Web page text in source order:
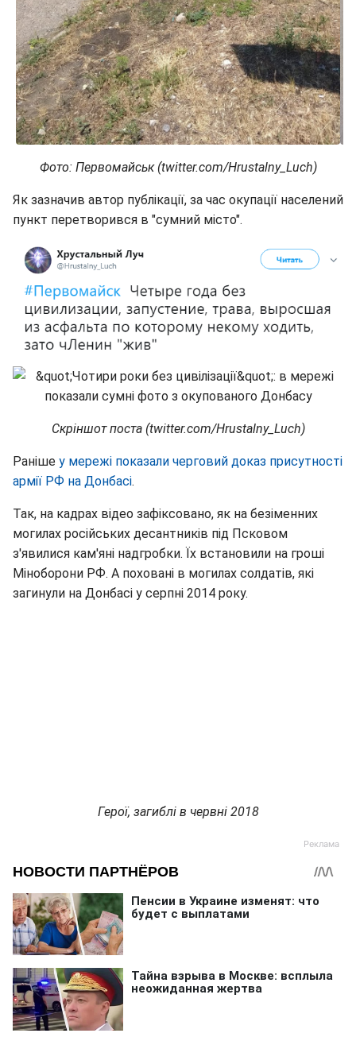
Фото: Первомайськ (twitter.com/Hrustalny_Luch)
Як зазначив автор публікації, за час окупації населений
пункт перетворився в "сумний місто".
Скріншот поста (twitter.com/Hrustalny_Luch)
Раніше у мережі показали черговий доказ присутності
армії РФ на Донбасі.
Так, на кадрах відео зафіксовано, як на безіменних
могилах російських десантників під Псковом
з'явилися кам'яні надгробки. Їх встановили на гроші
Міноборони РФ. А поховані в могилах солдатів, які
загинули на Донбасі у серпні 2014 року.
Герої, загиблі в червні 2018